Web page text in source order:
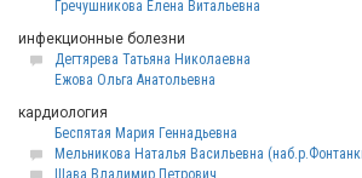
Гречушникова Елена Витальевна
инфекционные болезни
Дегтярева Татьяна Николаевна
Ежова Ольга Анатольевна
кардиология
Беспятая Мария Геннадьевна
Мельникова Наталья Васильевна
Шава Владимир Петрович